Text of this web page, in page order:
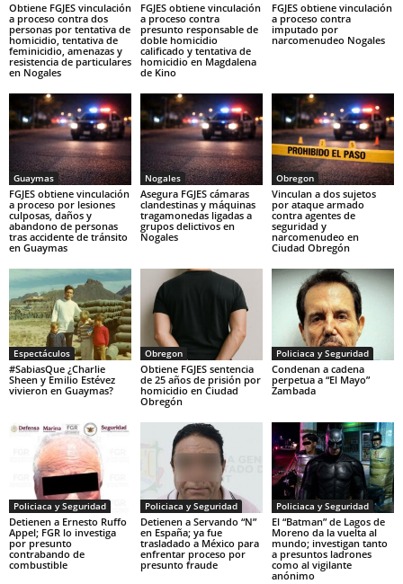
Obtiene FGJES vinculación
a proceso contra dos
personas por tentativa de
homicidio, tentativa de
feminicidio, amenazas y
resistencia de particulares
en Nogales
FGJES obtiene vinculación
a proceso contra
presunto responsable de
doble homicidio
calificado y tentativa de
homicidio en Magdalena
de Kino
FGJES obtiene vinculación
a proceso contra
imputado por
narcomenudeo Nogales
Guaymas
FGJES obtiene vinculación
a proceso por lesiones
culposas, daños y
abandono de personas
tras accidente de tránsito
en Guaymas
Nogales
Asegura FGJES cámaras
clandestinas y máquinas
tragamonedas ligadas a
grupos delictivos en
Nogales
Obregon
Vinculan a dos sujetos
por ataque armado
contra agentes de
seguridad y
narcomenudeo en
Ciudad Obregón
Espectáculos
#SabiasQue ¿Charlie
Sheen y Emilio Estévez
vivieron en Guaymas?
Obregon
Obtiene FGJES sentencia
de 25 años de prisión por
homicidio en Ciudad
Obregón
Policiaca y Seguridad
Condenan a cadena
perpetua a “El Mayo”
Zambada
Policiaca y Seguridad
Detienen a Ernesto Ruffo
Appel; FGR lo investiga
por presunto
contrabando de
combustible
Policiaca y Seguridad
Detienen a Servando “N”
en España; ya fue
trasladado a México para
enfrentar proceso por
presunto fraude
Policiaca y Seguridad
El “Batman” de Lagos de
Moreno da la vuelta al
mundo; investigan tanto
a presuntos ladrones
como al vigilante
anónimo